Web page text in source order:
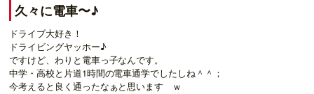
久々に電車〜♪
ドライブ大好き！
ドライビングヤッホー♪
ですけど、わりと電車っ子なんです。
中学・高校と片道1時間の電車通学でしたしね＾＾；
今考えると良く通ったなぁと思います ｗ